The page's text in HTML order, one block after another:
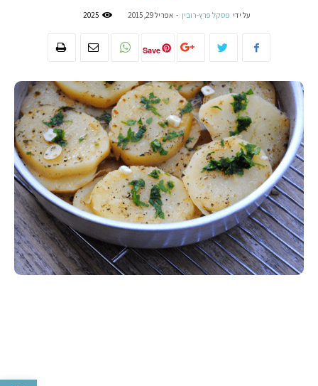
על ידי פסקל פרץ-רובין - אפריל 29, 2015 2025
Save